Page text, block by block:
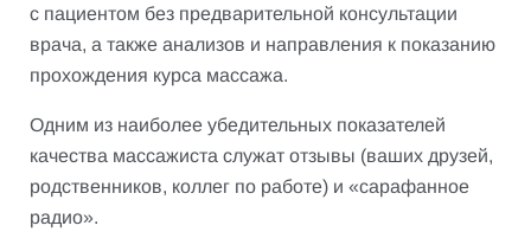
с пациентом без предварительной консультации
врача, а также анализов и направления к показанию
прохождения курса массажа.
Одним из наиболее убедительных показателей
качества массажиста служат отзывы (ваших друзей,
родственников, коллег по работе) и «сарафанное
радио».